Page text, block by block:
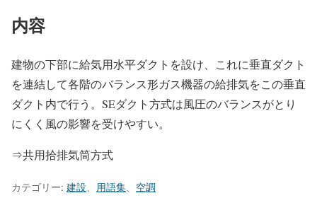
内容
建物の下部に給気用水平ダクトを設け、これに垂直ダクト
を連結して各階のバランス形ガス機器の給排気をこの垂直
ダクト内で行う。SEダクト方式は風圧のバランスがとり
にくく風の影響を受けやすい。
⇒共用拾排気筒方式
カテゴリー: 建設 用語集 空調